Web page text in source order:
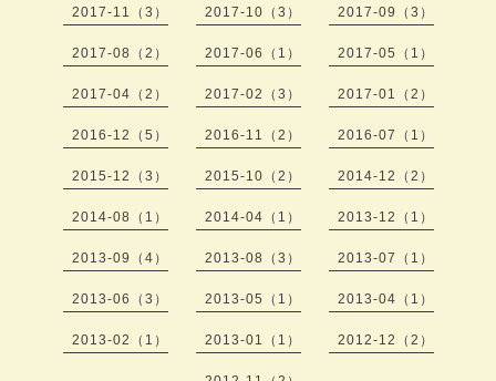
2017-11（3） 2017-10（3） 2017-09（3）
2017-08（2） 2017-06（1） 2017-05（1）
2017-04（2） 2017-02（3） 2017-01（2）
2016-12（5） 2016-11（2） 2016-07（1）
2015-12（3） 2015-10（2） 2014-12（2）
2014-08（1） 2014-04（1） 2013-12（1）
2013-09（4） 2013-08（3） 2013-07（1）
2013-06（3） 2013-05（1） 2013-04（1）
2013-02（1） 2013-01（1） 2012-12（2）